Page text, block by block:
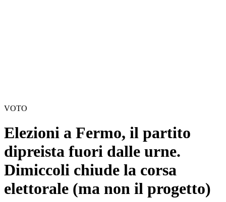
VOTO
Elezioni a Fermo, il partito
dipreista fuori dalle urne.
Dimiccoli chiude la corsa
elettorale (ma non il progetto)